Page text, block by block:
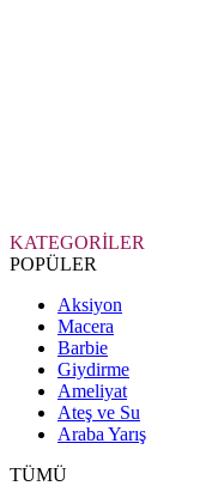
KATEGORİLER
POPÜLER
Aksiyon
Macera
Barbie
Giydirme
Ameliyat
Ateş ve Su
Araba Yarış
TÜMÜ